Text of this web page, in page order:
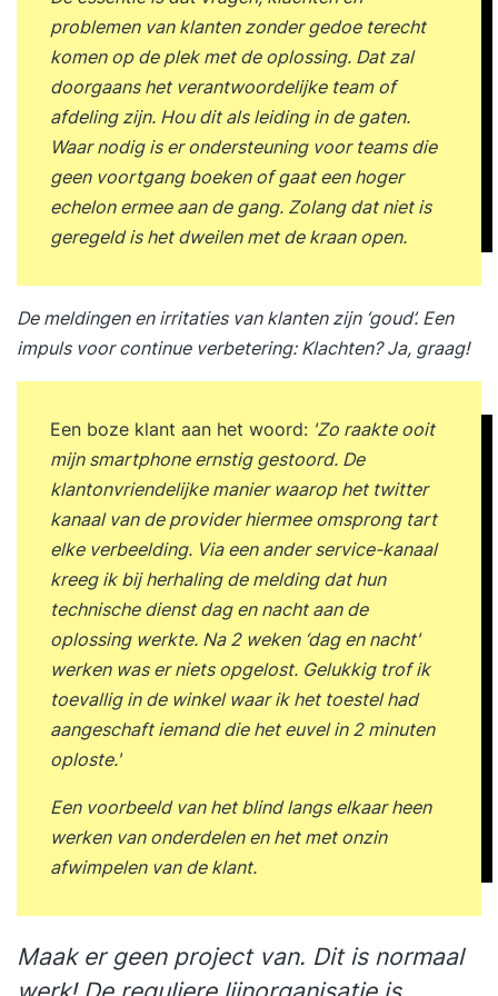
door ‘de wereld van crisiscommunicatie’: vanuit
het perspectief van de omgeving én vanuit het
perspectief van de organisatie. Door middel van
korte oefeningen ontdek je hoe je modellen en
schema’s toepast in de praktijk.Dag 1 op
locatie wordt verzorgd door trainers Onno
Houtschild en Barbara Mulder. Zij leggen de
basis voor effectieve crisiscommunicatie en
communicatieprofessional en de belangrijkste
uitgangspunten voor een doordachte
crisisaanpak. Door praktijkvoorbeelden en
locatie neemt Tom Compaijen je mee in de
dynamiek van crisiscommunicatie vanuit zowel
het perspectief van de organisatie als van de
omgeving. Tijdens deze bijeenkomst sluit
bovendien een ervaren communicatieprofessional
online aan om praktijkervaringen te delen over
communicatie vóór, tijdens en na een crisis.
Tussen de twee bijeenkomsten in heb je twee
online sessies met Onno Houtschild om de
behandelde onderwerpen te verdiepen, je
actuele praktijkvoorbeelden te bespreken en is er
ruimte om vragen en eigen casuïstiek in te
brengen. In deze sessies kan alles gevraagd
worden! We bekijken een crisis vanuit het
organisatie.Dag 1 op locatie De acute crisis: ben
je er klaar voor?• Wat is een crisis en hoe
problemen van klanten zonder gedoe terecht
komen op de plek met de oplossing. Dat zal
doorgaans het verantwoordelijke team of
afdeling zijn. Hou dit als leiding in de gaten.
Waar nodig is er ondersteuning voor teams die
geen voortgang boeken of gaat een hoger
echelon ermee aan de gang. Zolang dat niet is
geregeld is het dweilen met de kraan open.
De meldingen en irritaties van klanten zijn ‘goud’. Een
impuls voor continue verbetering: Klachten? Ja, graag!
Een boze klant aan het woord: 'Zo raakte ooit
mijn smartphone ernstig gestoord. De
klantonvriendelijke manier waarop het twitter
kanaal van de provider hiermee omsprong tart
elke verbeelding. Via een ander service-kanaal
kreeg ik bij herhaling de melding dat hun
technische dienst dag en nacht aan de
oplossing werkte. Na 2 weken ‘dag en nacht'
werken was er niets opgelost. Gelukkig trof ik
toevallig in de winkel waar ik het toestel had
aangeschaft iemand die het euvel in 2 minuten
oploste.'
Een voorbeeld van het blind langs elkaar heen
werken van onderdelen en het met onzin
afwimpelen van de klant.
Maak er geen project van. Dit is normaal